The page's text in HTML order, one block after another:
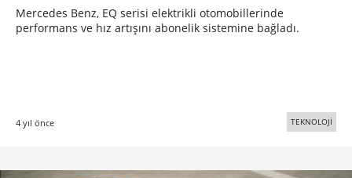
Mercedes Benz, EQ serisi elektrikli otomobillerinde
performans ve hız artışını abonelik sistemine bağladı.
4 yıl önce TEKNOLOJİ